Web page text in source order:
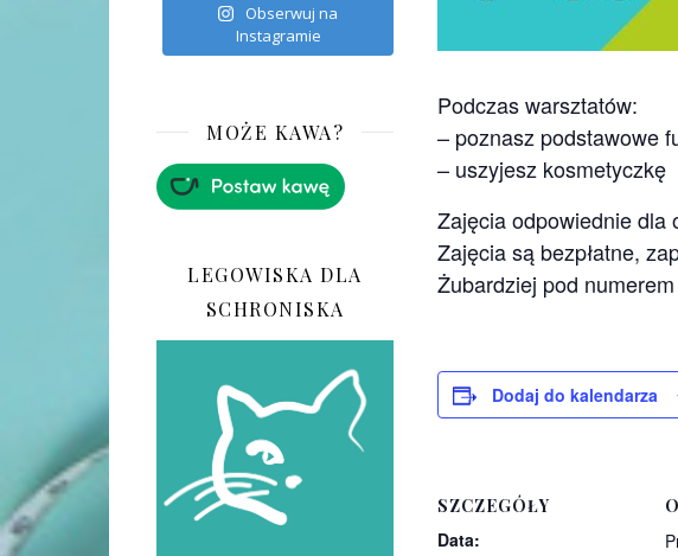
Obserwuj na
Instagramie
MOŻE KAWA?
LEGOWISKA DLA
SCHRONISKA
Podczas warsztatów:
– poznasz podstawowe
– uszyjesz kosmetyczkę
Zajęcia odpowiednie dla
Zajęcia są bezpłatne,
Żubardziej pod
Dodaj do kalendarza
SZCZEGÓŁY
Data: